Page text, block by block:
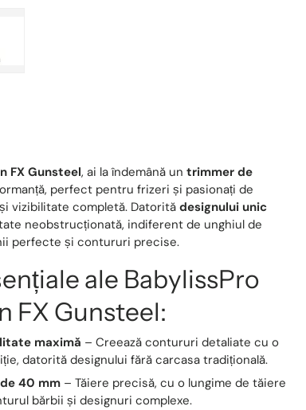
FX Gunsteel, ai la îndemână un trimmer de
perfect pentru frizeri și pasionați de
vizibilitate completă. Datorită designului unic
neobstrucționată, indiferent de unghiul de
perfecte și contururi precise.
ale BabylissPro
FX Gunsteel:
maximă – Creează contururi detaliate cu o
datorită designului fără carcasa tradițională.
40 mm– Tăiere precisă, cu o lungime de tăiere
bărbii și designuri complexe.